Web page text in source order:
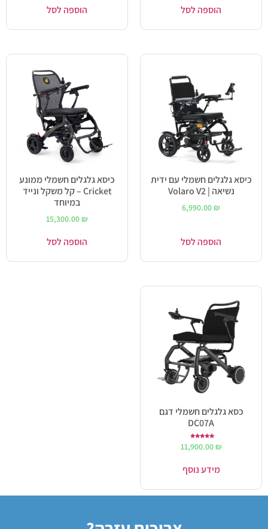
הוספה לסל הוספה לסל
כיסא גלגלים חשמלי עם ידית
נשיאה | Volaro V2
6,990.00 ₪
הוספה לסל
כיסא גלגלים חשמלי ממונע
Cricket – קל משקל ונייד
במיוחד
15,300.00 ₪
הוספה לסל
כסא גלגלים חשמלי דגם
DC07A
5.00
11,900.00 ₪
מידע נוסף